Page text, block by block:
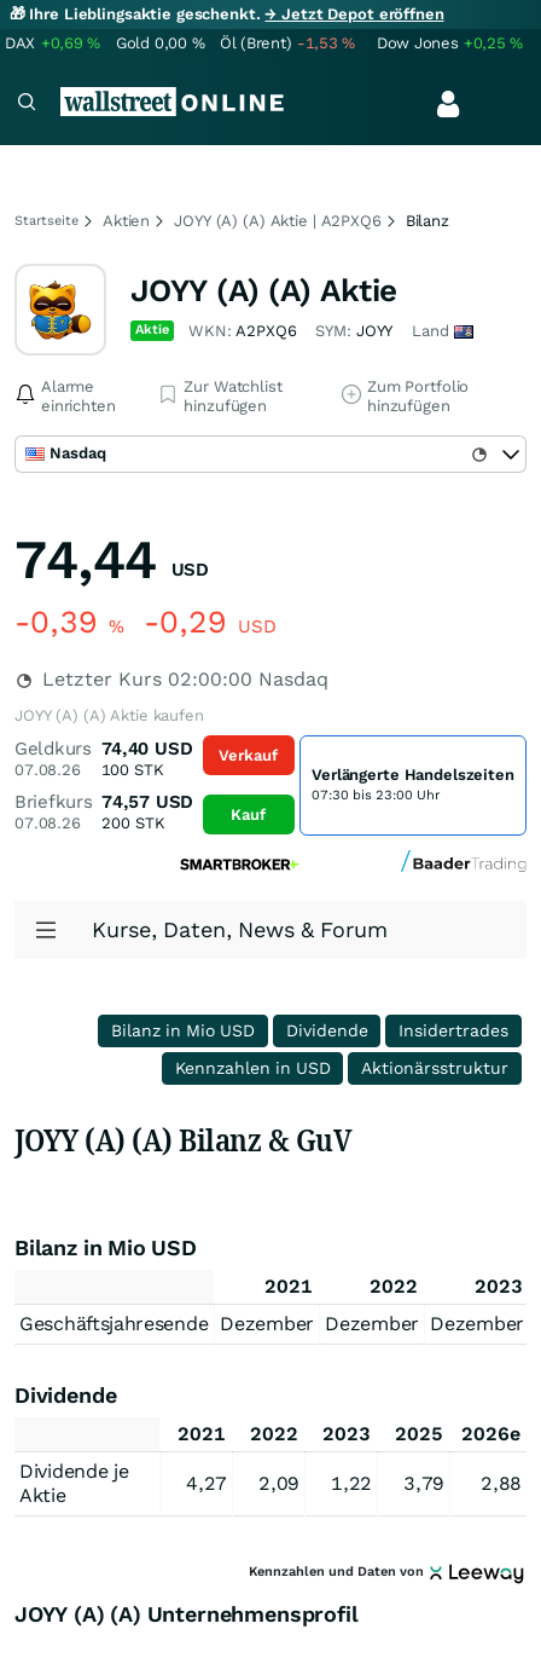
🎁 Ihre Lieblingsaktie geschenkt.→ Jetzt Depot eröffnen
DAX +0,69% Gold 0,00 % Öl (Brent) -1,53% Dow Jones +0,25%
Startseite Aktien JOYY (A) (A) Aktie | A2PXQ6 Bilanz
JOYY (A) (A) Aktie
Aktie WKN:A2PXQ6 SYM: JOYY Land
Alarme
einrichten
Zur Watchlist
hinzufügen
Zum Portfolio
hinzufügen
Nasdaq
74,44 USD
-0,39 % -0,29 USD
Letzter Kurs 02:00:00 Nasdaq
JOYY (A) (A) Aktie kaufen
Geldkurs
07.08.26
74,40 USD
100 STK
Briefkurs
07.08.26
74,57 USD
200STK
Verkauf
Kauf
Verlängerte Handelszeiten
07:30 bis 23:00 Uhr
Kurse, Daten, News & Forum
Bilanz in Mio USD Dividende
Insidertrades
Kennzahlen in USD
Aktionärsstruktur
JOYY (A) (A) Bilanz & GuV
Bilanz in Mio USD
2021 2022
2023
Geschäftsjahresende Dezember Dezember Dezember
Dividende
2021 2022 2023 2025
2026e
Dividende je
Aktie
4,27 2,09 1,22 3,79 2,88
Kennzahlen und Daten von
JOYY (A) (A) Unternehmensprofil